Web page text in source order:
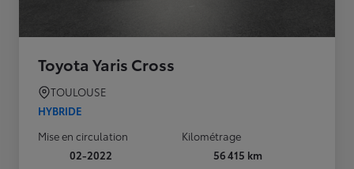
Toyota Yaris Cross
TOULOUSE
HYBRIDE
Mise en circulation
02-2022
Kilométrage
56 415 km